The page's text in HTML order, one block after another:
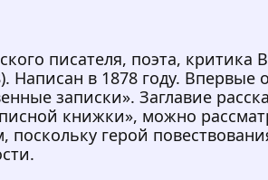
писателя, поэта,
Написан в 1878 году. Впервые
записки». Заглавие
книжки», можно
герой